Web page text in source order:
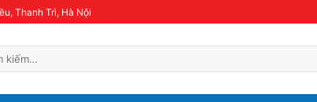
Thanh Trì, Hà Nội